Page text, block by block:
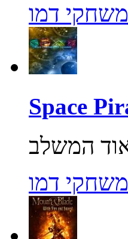
משחקי דמו
משחקי דמו